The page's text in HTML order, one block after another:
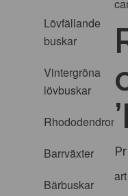
Lövfällande
buskar
Vintergröna
lövbuskar
Rhododendron
Barrväxter
Bärbuskar